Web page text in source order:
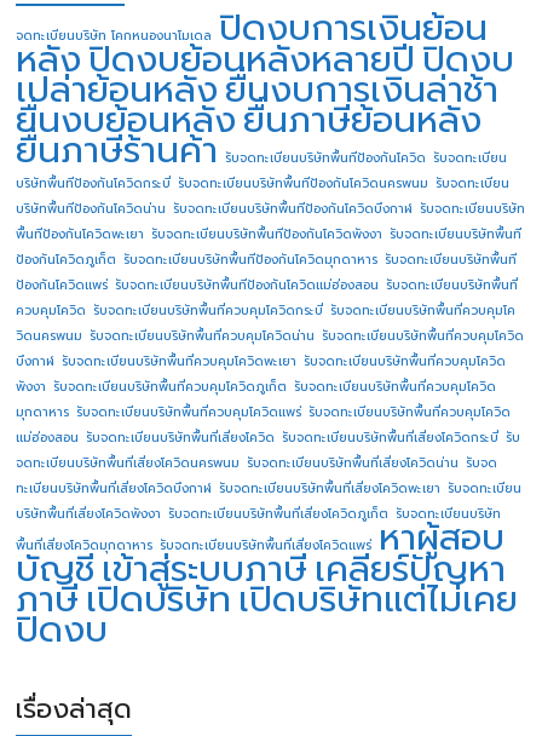
จดทะเบียนบริษัท โคกหนองนาโมเดล ปิดงบการเงินย้อน
หลังปิดงบย้อนหลังหลายปี ปิดงบ
เปล่าย้อนหลังยื่นงบการเงินล่าช้า
ยื่นงบย้อนหลังยื่นภาษีย้อนหลัง
ยื่นภาษีร้านค้า รับจดทะเบียนบริษัทพื้นทีป้องกันโควิด รับจดทะเบียน
บริษัทพื้นทีป้องกันโควิดกระบี่ รับจดทะเบียนบริษัทพื้นทีป้องกันโควิดนครพนม รับจดทะเบียน
บริษัทพื้นทีป้องกันโควิดน่าน รับจดทะเบียนบริษัทพื้นทีป้องกันโควิดบึงกาฬ รับจดทะเบียนบริษัท
พื้นทีป้องกันโควิดพะเยา รับจดทะเบียนบริษัทพื้นทีป้องกันโควิดพังงา รับจดทะเบียนบริษัทพื้นที
ป้องกันโควิดภูเก็ต รับจดทะเบียนบริษัทพื้นทีป้องกันโควิดมุกดาหาร รับจดทะเบียนบริษัทพื้นที
ป้องกันโควิดแพร่ รับจดทะเบียนบริษัทพื้นทีป้องกันโควิดแม่ฮ่องสอน รับจดทะเบียนบริษัทพื้นที่
ควบคุมโควิด รับจดทะเบียนบริษัทพื้นที่ควบคุมโควิดกระบี่ รับจดทะเบียนบริษัทพื้นที่ควบคุมโค
วิดนครพนม รับจดทะเบียนบริษัทพื้นที่ควบคุมโควิดน่าน รับจดทะเบียนบริษัทพื้นที่ควบคุมโควิด
บึงกาฬ รับจดทะเบียนบริษัทพื้นที่ควบคุมโควิดพะเยา รับจดทะเบียนบริษัทพื้นที่ควบคุมโควิด
พังงา รับจดทะเบียนบริษัทพื้นที่ควบคุมโควิดภูเก็ต รับจดทะเบียนบริษัทพื้นที่ควบคุมโควิด
มุกดาหาร รับจดทะเบียนบริษัทพื้นที่ควบคุมโควิดแพร่ รับจดทะเบียนบริษัทพื้นที่ควบคุมโควิด
แม่ฮ่องสอน รับจดทะเบียนบริษัทพื้นที่เสี่ยงโควิด รับจดทะเบียนบริษัทพื้นที่เสี่ยงโควิดกระบี่ รับ
จดทะเบียนบริษัทพื้นที่เสี่ยงโควิดนครพนม รับจดทะเบียนบริษัทพื้นที่เสี่ยงโควิดน่าน รับจด
ทะเบียนบริษัทพื้นที่เสี่ยงโควิดบึงกาฬ รับจดทะเบียนบริษัทพื้นที่เสี่ยงโควิดพะเยา รับจดทะเบียน
บริษัทพื้นที่เสี่ยงโควิดพังงา รับจดทะเบียนบริษัทพื้นที่เสี่ยงโควิดภูเก็ต รับจดทะเบียนบริษัท
พื้นที่เสี่ยงโควิดมุกดาหาร รับจดทะเบียนบริษัทพื้นที่เสี่ยงโควิดแพร่ หาผู้สอบ
บัญชี เข้าสู่ระบบภาษี เคลียร์ปัญหา
ภาษีเปิดบริษัทเปิดบริษัทแต่ไม่เคย
ปิดงบ
เรื่องล่าสุด